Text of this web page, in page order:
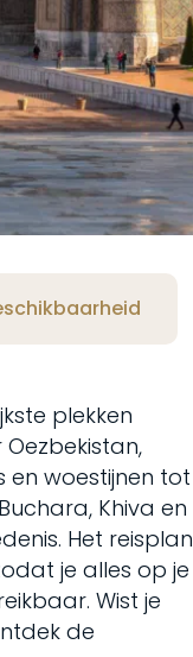
plekken
en woestijnen tot
Khiva en
Het reisplan
je alles op je
Wist je
de